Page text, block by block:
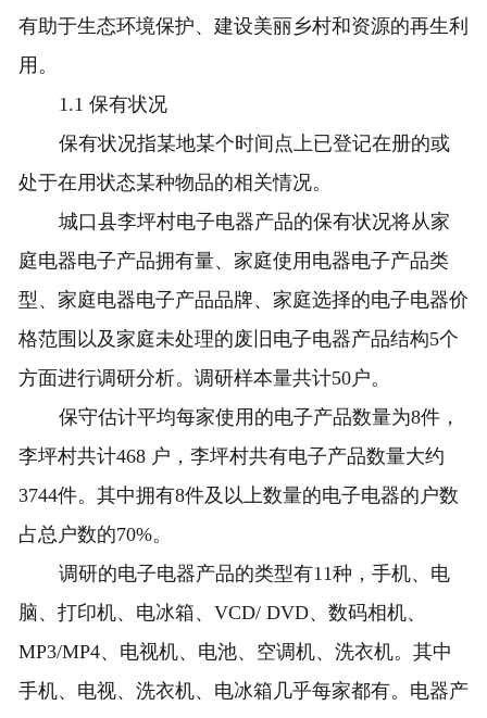
有助于生态环境保护、建设美丽乡村和资源的再生利
用。
1.1 保有状况
保有状况指某地某个时间点上已登记在册的或
处于在用状态某种物品的相关情况。
城口县李坪村电子电器产品的保有状况将从家
庭电器电子产品拥有量、家庭使用电器电子产品类
型、家庭电器电子产品品牌、家庭选择的电子电器价
格范围以及家庭未处理的废旧电子电器产品结构5个
方面进行调研分析。调研样本量共计50户。
保守估计平均每家使用的电子产品数量为8件，
李坪村共计468 户，李坪村共有电子产品数量大约
3744件。其中拥有8件及以上数量的电子电器的户数
占总户数的70%。
调研的电子电器产品的类型有11种，手机、电
脑、打印机、电冰箱、VCD/ DVD、数码相机、
MP3/MP4、电视机、电池、空调机、洗衣机。其中
手机、电视、洗衣机、电冰箱几乎每家都有。电器产